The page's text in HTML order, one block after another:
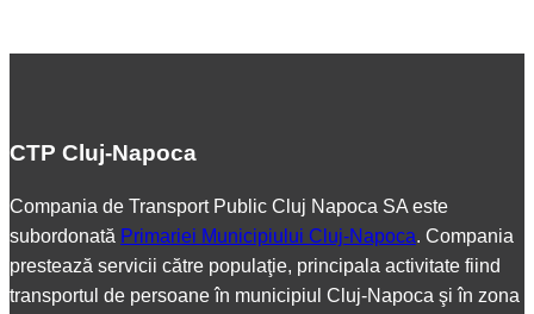
CTP Cluj-Napoca
Compania de Transport Public Cluj Napoca SA este
subordonată Primariei Municipiului Cluj-Napoca. Compania
prestează servicii către populaţie, principala activitate fiind
transportul de persoane în municipiul Cluj-Napoca şi în zona